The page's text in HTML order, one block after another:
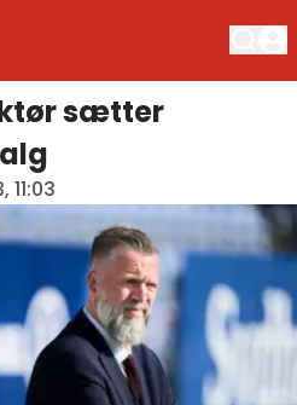
sætter
11:03